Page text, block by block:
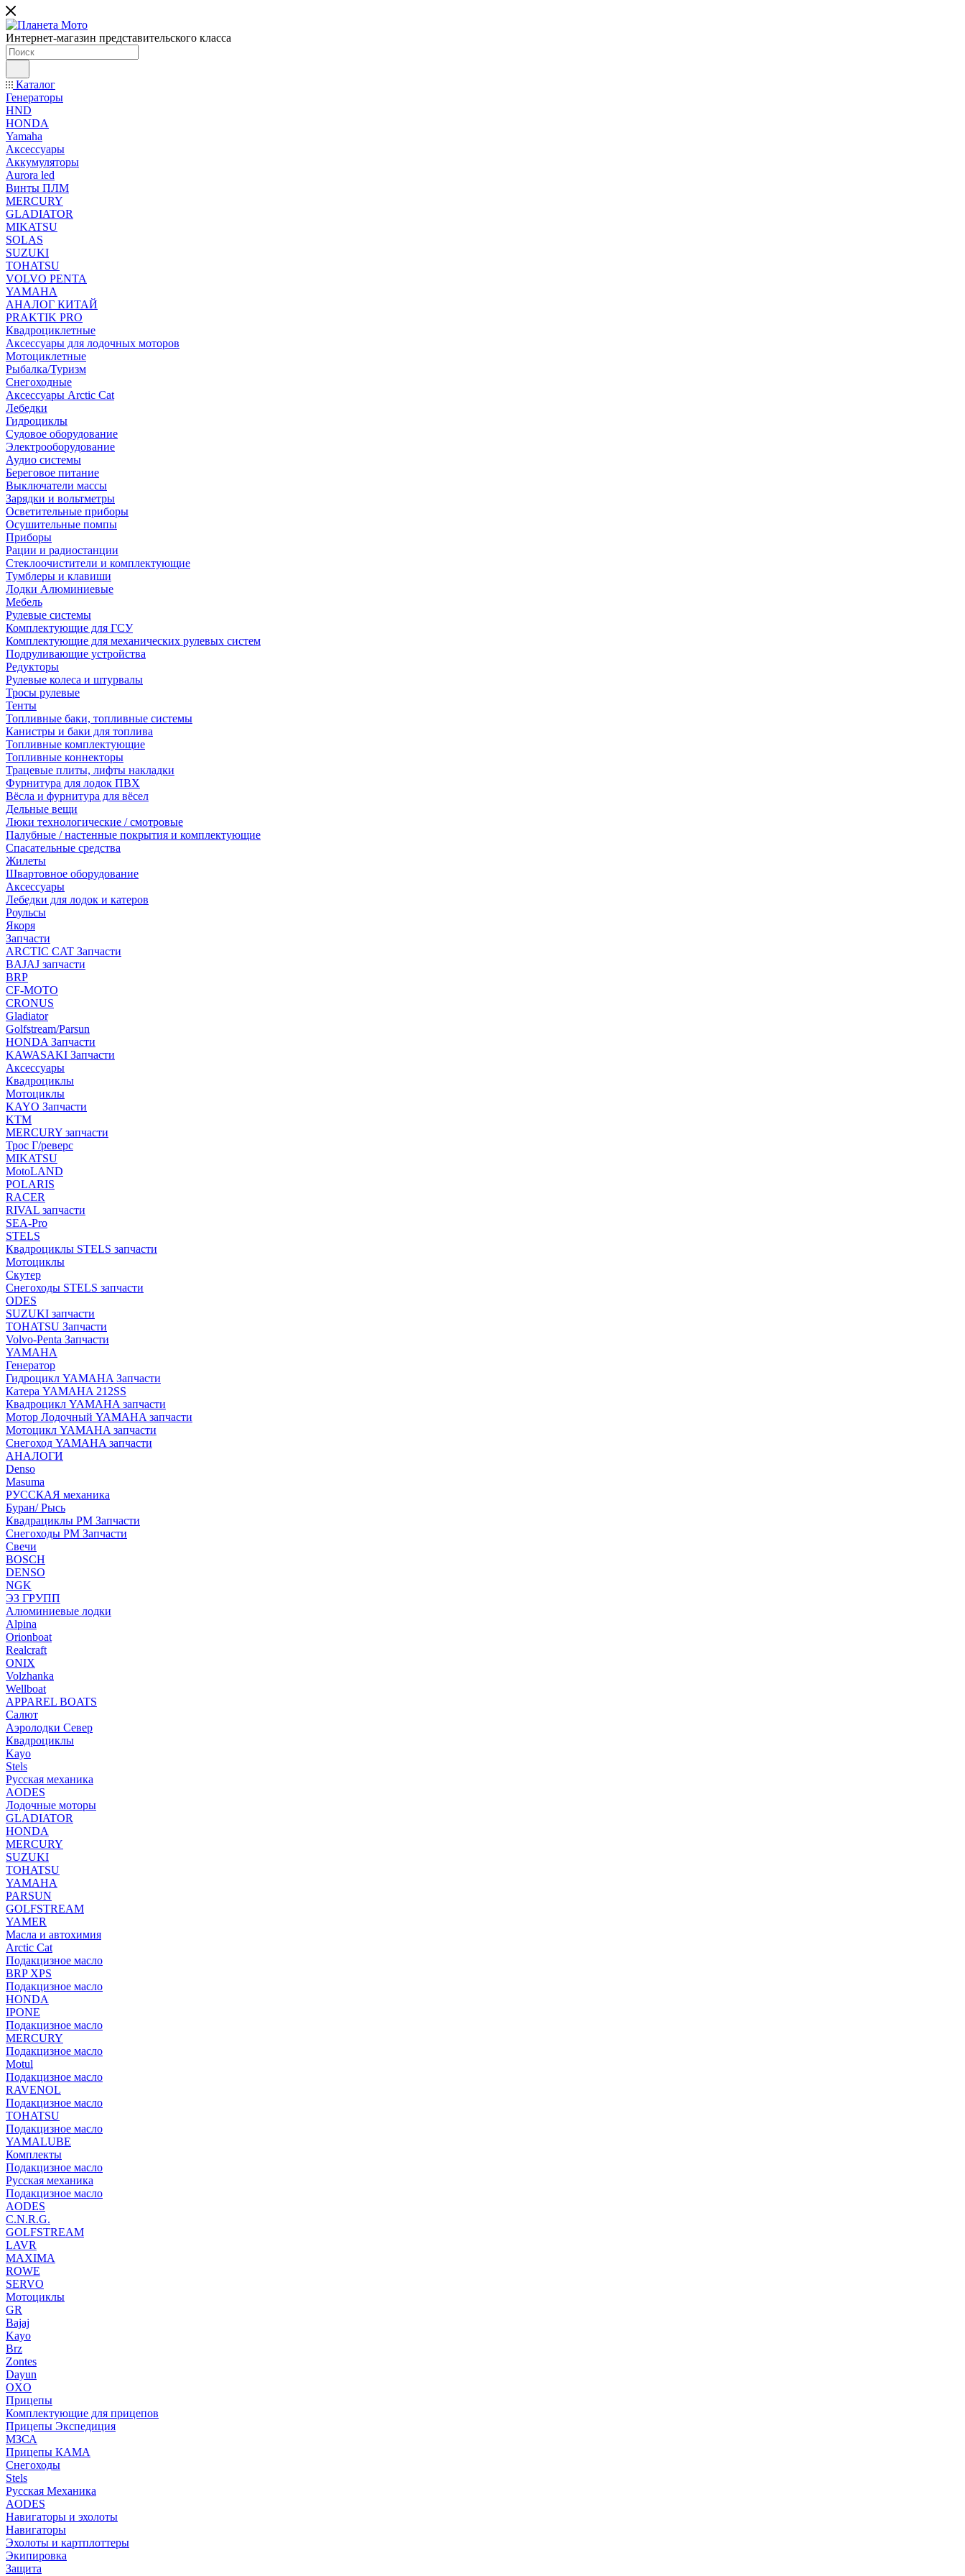
Интернет-магазин представительского класса
Каталог
Генераторы
HND
HONDA
Yamaha
Аксессуары
Аккумуляторы
Aurora led
Винты ПЛМ
MERCURY
GLADIATOR
MIKATSU
SOLAS
SUZUKI
TOHATSU
VOLVO PENTA
YAMAHA
АНАЛОГ КИТАЙ
PRAKTIK PRO
Квадроциклетные
Аксессуары для лодочных моторов
Мотоциклетные
Рыбалка/Туризм
Снегоходные
Аксессуары Arctic Cat
Лебедки
Гидроциклы
Судовое оборудование
Электрооборудование
Аудио системы
Береговое питание
Выключатели массы
Зарядки и вольтметры
Осветительные приборы
Осушительные помпы
Приборы
Рации и радиостанции
Стеклоочистители и комплектующие
Тумблеры и клавиши
Лодки Алюминиевые
Мебель
Рулевые системы
Комплектующие для ГСУ
Комплектующие для механических рулевых систем
Подруливающие устройства
Редукторы
Рулевые колеса и штурвалы
Тросы рулевые
Тенты
Топливные баки, топливные системы
Канистры и баки для топлива
Топливные комплектующие
Топливные коннекторы
Трацевые плиты, лифты накладки
Фурнитура для лодок ПВХ
Вёсла и фурнитура для вёсел
Дельные вещи
Люки технологические / смотровые
Палубные / настенные покрытия и комплектующие
Спасательные средства
Жилеты
Швартовное оборудование
Аксессуары
Лебедки для лодок и катеров
Роульсы
Якоря
Запчасти
ARCTIC CAT Запчасти
BAJAJ запчасти
BRP
CF-MOTO
CRONUS
Gladiator
Golfstream/Parsun
HONDA Запчасти
KAWASAKI Запчасти
Аксессуары
Квадроциклы
Мотоциклы
KAYO Запчасти
KTM
MERCURY запчасти
Трос Г/реверс
MIKATSU
MotoLAND
POLARIS
RACER
RIVAL запчасти
SEA-Pro
STELS
Квадроциклы STELS запчасти
Мотоциклы
Скутер
Снегоходы STELS запчасти
ODES
SUZUKI запчасти
TOHATSU Запчасти
Volvo-Penta Запчасти
YAMAHA
Генератор
Гидроцикл YAMAHA Запчасти
Катера YAMAHA 212SS
Квадроцикл YAMAHA запчасти
Мотор Лодочный YAMAHA запчасти
Мотоцикл YAMAHA запчасти
Снегоход YAMAHA запчасти
АНАЛОГИ
Denso
Masuma
РУССКАЯ механика
Буран/ Рысь
Квадрациклы РМ Запчасти
Снегоходы РМ Запчасти
Свечи
BOSCH
DENSO
NGK
ЭЗ ГРУПП
Алюминиевые лодки
Alpina
Orionboat
Realcraft
ONIX
Volzhanka
Wellboat
АPPAREL BOATS
Салют
Аэролодки Север
Квадроциклы
Kayo
Stels
Русская механика
AODES
Лодочные моторы
GLADIATOR
HONDA
MERCURY
SUZUKI
TOHATSU
YAMAHA
PARSUN
GOLFSTREAM
YAMER
Масла и автохимия
Arctic Cat
Подакцизное масло
BRP XPS
Подакцизное масло
HONDA
IPONE
Подакцизное масло
MERCURY
Подакцизное масло
Motul
Подакцизное масло
RAVENOL
Подакцизное масло
TOHATSU
Подакцизное масло
YAMALUBE
Комплекты
Подакцизное масло
Русская механика
Подакцизное масло
AODES
C.N.R.G.
GOLFSTREAM
LAVR
MAXIMA
ROWE
SERVO
Мотоциклы
GR
Bajaj
Kayo
Brz
Zontes
Dayun
OXO
Прицепы
Комплектующие для прицепов
Прицепы Экспедиция
МЗСА
Прицепы КАМА
Снегоходы
Stels
Русская Механика
AODES
Навигаторы и эхолоты
Навигаторы
Эхолоты и картплоттеры
Экипировка
Защита